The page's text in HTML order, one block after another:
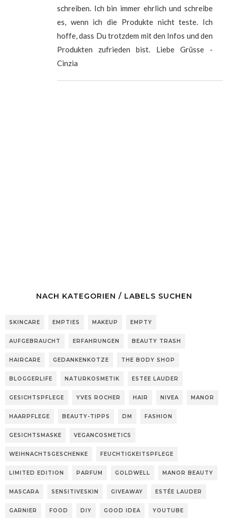
schreiben. Ich bin immer ehrlich und schreibe
es, wenn ich die Produkte nicht teste. Ich
hoffe, dass Du trotzdem mit den Infos und den
Produkten zufrieden bist. Liebe Grüsse -
Cinzia
NACH KATEGORIEN / LABELS SUCHEN
SKINCARE EMPTIES MAKEUP EMPTY
AUFGEBRAUCHT ERFAHRUNGEN BEAUTY TRASH
HAIRCARE GEDANKENKOTZE THE BODY SHOP
BLOGGERLIFE NATURKOSMETIK ESTEE LAUDER
GESICHTSPFLEGE YVES ROCHER HAIR NIVEA MANOR
HAARPFLEGE BEAUTY-TIPPS DM FASHION
GESICHTSMASKE VEGANCOSMETICS
WEIHNACHTSGESCHENKE FEUCHTIGKEITSPFLEGE
LIMITED EDITION PARFUM GOLDWELL MANOR BEAUTY
MASCARA SENSITIVESKIN GIVEAWAY ESTÉE LAUDER
GARNIER FOOD DIY GOOD IDEA YOUTUBE